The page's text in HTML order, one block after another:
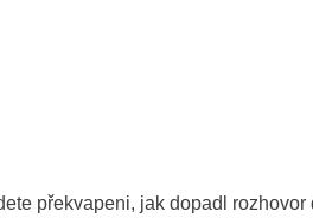
překvapeni, jak dopadl